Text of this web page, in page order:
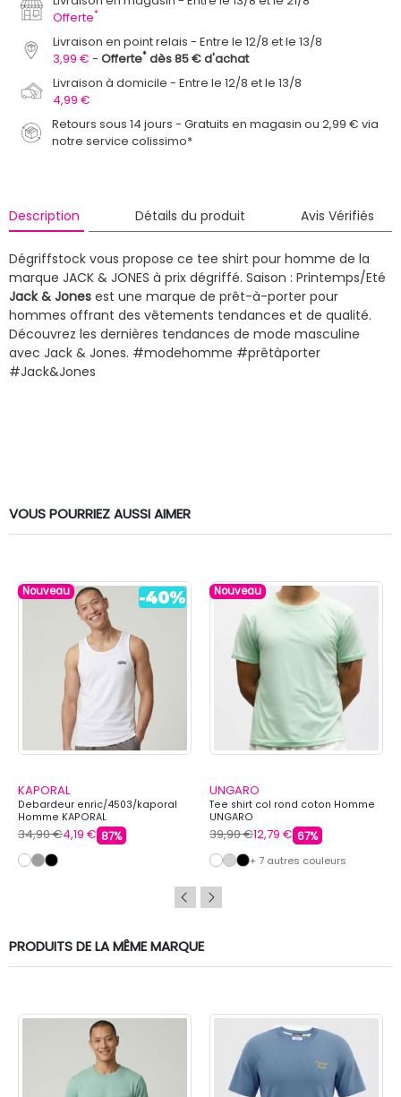
Offerte*
Livraison en point relais
Entre le 12/8 et le 13/8
3,99 €
Offerte* dès 85 € d'achat
Livraison à domicile
Entre le 12/8 et le 13/8
4,99 €
Retours sous 14 jours - Gratuits en magasin ou 2,99 € via
notre service colissimo*
Description Détails du produit Avis Vérifiés
Dégriffstock vous propose ce tee shirt pour homme de la
marque JACK & JONES à prix dégriffé. Saison : Printemps/Eté
Jack & Jones est une marque de prêt-à-porter pour
hommes offrant des vêtements tendances et de qualité.
Découvrez les dernières tendances de mode masculine
avec Jack & Jones. #modehomme #prêtàporter
#Jack&Jones
VOUS POURRIEZ AUSSI AIMER
Nouveau
KAPORAL
Debardeur enric/4503/kaporal
Homme KAPORAL
34,90 €4,19 € 87%
Nouveau
UNGARO
Tee shirt col rond coton Homme
UNGARO
39,90 €12,79 € 67%
+ 7 autres couleurs
PRODUITS DE LA MÊME MARQUE